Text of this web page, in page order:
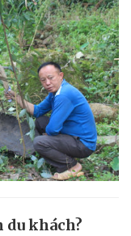
du khách?